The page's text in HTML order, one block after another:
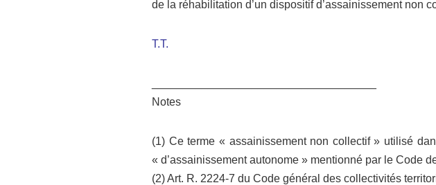
de la réhabilitation d’un dispositif d’assainissement non
T.T.
Notes
(1) Ce terme « assainissement non collectif » utilisé
« d’assainissement autonome » mentionné par le Code
(2) Art. R. 2224-7 du Code général des collectivités